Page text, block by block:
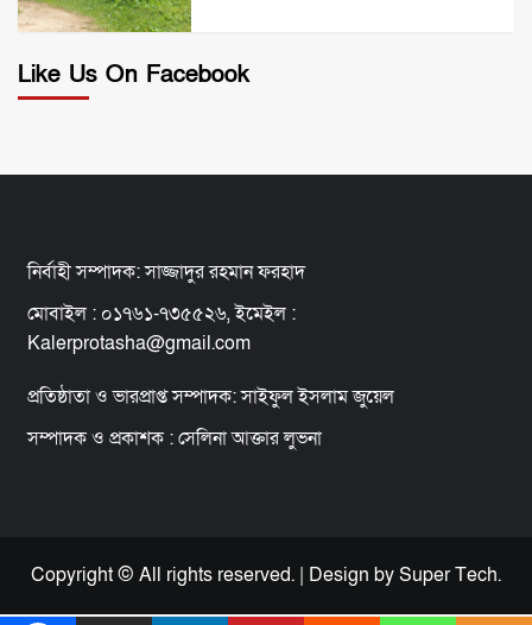
Like Us On Facebook
নির্বাহী সম্পাদক: সাজ্জাদুর রহমান ফরহাদ
মোবাইল : ০১৭৬১-৭৩৫৫২৬, ইমেইল :
Kalerprotasha@gmail.com
প্রতিষ্ঠাতা ও ভারপ্রাপ্ত সম্পাদক: সাইফুল ইসলাম জুয়েল
সম্পাদক ও প্রকাশক : সেলিনা আক্তার লুভনা
Copyright © All rights reserved. | Design by Super Tech.